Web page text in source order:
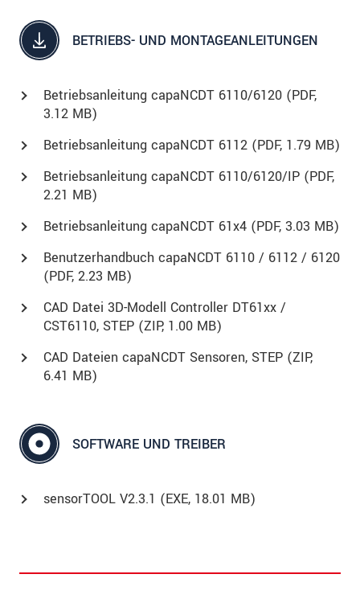
BETRIEBS- UND MONTAGEANLEITUNGEN
Betriebsanleitung capaNCDT 6110/6120 (PDF,
3.12 MB)
Betriebsanleitung capaNCDT 6112 (PDF, 1.79 MB)
Betriebsanleitung capaNCDT 6110/6120/IP (PDF,
2.21 MB)
Betriebsanleitung capaNCDT 61x4 (PDF, 3.03 MB)
Benutzerhandbuch capaNCDT 6110 / 6112 / 6120
(PDF, 2.23 MB)
CAD Datei 3D-Modell Controller DT61xx /
CST6110, STEP (ZIP, 1.00 MB)
CAD Dateien capaNCDT Sensoren, STEP (ZIP,
6.41 MB)
SOFTWARE UND TREIBER
sensorTOOL V2.3.1 (EXE, 18.01 MB)